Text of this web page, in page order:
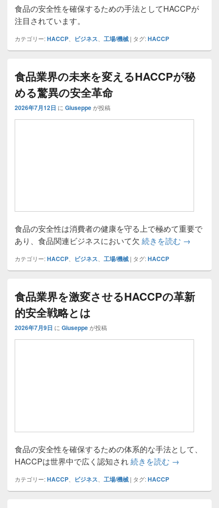
食品の安全性を確保するための手法としてHACCPが
注目されています。
カテゴリー:HACCP ビジネス 工場/機械 | タグ:HACCP
食品業界の未来を変えるHACCPが秘
める驚異の安全革命
2026年7月12日 に Giuseppeが投稿
食品の安全性は消費者の健康を守る上で極めて重要で
あり、食品関連ビジネスにおいて欠 続きを読む 食品業界
→
カテゴリー:HACCP、 ビジネス、 工場/機械 | タグ:HACCP
食品業界を激変させるHACCPの革新
的安全戦略とは
2026年7月9日 に Giuseppeが投稿
食品の安全性を確保するための体系的な手法として、
HACCPは世界中で広く認知され続きを読む 食品業界を
→
カテゴリー:HACCP ビジネス 工場/機械 | タグ:HACCP